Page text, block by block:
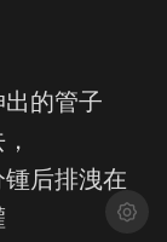
的管子
后排洩在
浅色模